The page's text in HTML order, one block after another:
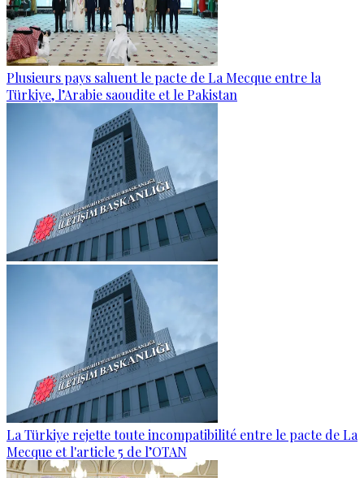
Plusieurs pays saluent le pacte de La Mecque entre la
Türkiye, l’Arabie saoudite et le Pakistan
La Türkiye rejette toute incompatibilité entre le pacte de La
Mecque et l'article 5 de l’OTAN